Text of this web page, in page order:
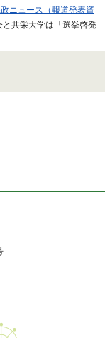
ニュース（報道発表資
共栄大学は「選挙啓発